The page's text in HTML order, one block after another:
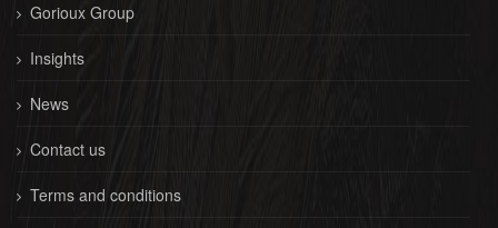
Gorioux Group
Insights
News
Contact us
Terms and conditions